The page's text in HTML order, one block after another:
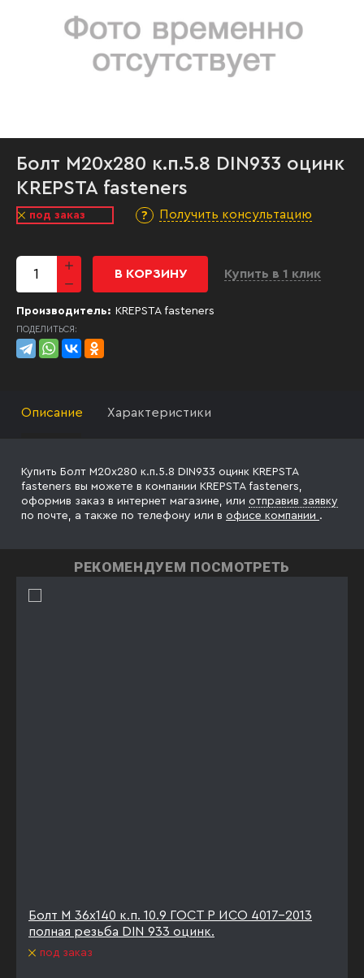
Болт М20х280 к.п.5.8 DIN933 оцинк
KREPSTA fasteners
под заказ Получить консультацию
В КОРЗИНУ Купить в 1 клик
Производитель: KREPSTA fasteners
ПОДЕЛИТЬСЯ:
Описание Характеристики
Купить Болт М20х280 к.п.5.8 DIN933 оцинк KREPSTA
fasteners вы можете в компании KREPSTA fasteners,
оформив заказ в интернет магазине, или отправив заявку
по почте, а также по телефону или в офисе компании .
РЕКОМЕНДУЕМ ПОСМОТРЕТЬ
Болт М 36х140 к.п. 10.9 ГОСТ Р ИСО 4017-2013
полная резьба DIN 933 оцинк.
под заказ